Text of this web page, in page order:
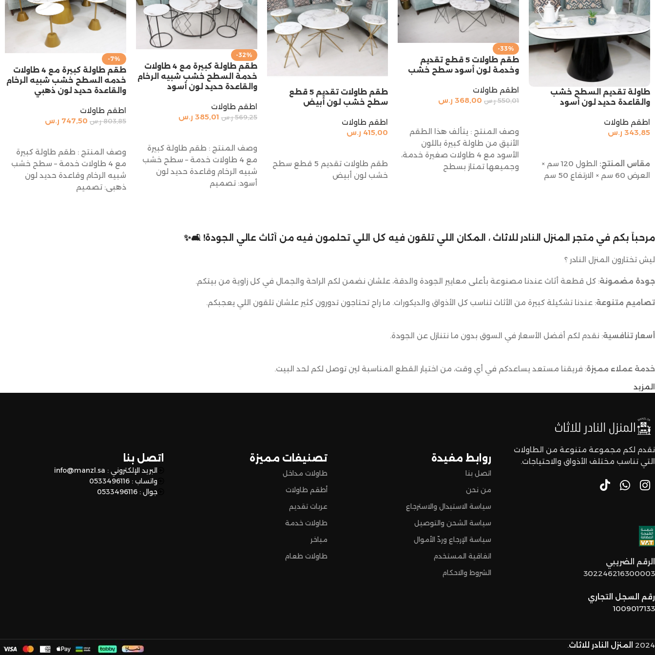
طاولة تقديم السطح خشب
والقاعدة حديد لون أسود
اطقم طاولات
343,85 ر.س
مقاس المنتج:
الطول 120 سم ×
العرض 60 سم × الارتفاع 50 سم
-33%
طقم طاولات 5 قطع تقديم
وخدمة لون أسود سطح خشب
اطقم طاولات
550,01 ر.س 368,00 ر.س
وصف المنتج : يتألف هذا الطقم
الأنيق من طاولة كبيرة باللون
الأسود مع 4 طاولات صغيرة خدمة،
وجميعها تمتاز بسطح
طقم طاولات تقديم 5 قطع
سطح خشب لون أبيض
اطقم طاولات
415,00 ر.س
طقم طاولات تقديم 5 قطع سطح
خشب لون أبيض
-32%
طقم طاولة كبيرة مع 4 طاولات
خدمة السطح خشب شبيه الرخام
والقاعدة حديد لون أسود
اطقم طاولات
569,25 ر.س 385,01 ر.س
وصف المنتج : طقم طاولة كبيرة
مع 4 طاولات خدمة – سطح خشب
شبيه الرخام وقاعدة حديد لون
أسود: تصميم
-7%
طقم طاولة كبيرة مع 4 طاولات
خدمه السطح خشب شبيه الرخام
والقاعدة حديد لون ذهبي
اطقم طاولات
803,85 ر.س 747,50 ر.س
وصف المنتج : طقم طاولة كبيرة
مع 4 طاولات خدمة – سطح خشب
شبيه الرخام وقاعدة حديد لون
ذهبي: تصميم
مرحباً بكم في متجر المنزل النادر للاثاث ، المكان اللي تلقون فيه كل اللي تحلمون فيه من أثاث عالي الجودة! 🛋️✨
ليش تختارون المنزل النادر ؟
جودة مضمونة: كل قطعة أثاث عندنا مصنوعة بأعلى معايير الجودة والدقة، علشان نضمن لكم الراحة والجمال في كل زاوية من بيتكم.
تصاميم متنوعة: عندنا تشكيلة كبيرة من الأثاث تناسب كل الأذواق والديكورات. ما راح تحتاجون تدورون كثير علشان تلقون اللي يعجبكم.
أسعار تنافسية: نقدم لكم أفضل الأسعار في السوق بدون ما نتنازل عن الجودة.
خدمة عملاء مميزة: فريقنا مستعد يساعدكم في أي وقت، من اختيار القطع المناسبة لين توصل لكم لحد البيت.
اختاروا الراحة والأناقة من المنزل النادر للاثاث الآن وعيشوا تجربة تسوق مميزة.
المزيد
روابط مفيدة
اتصل بنا
من نحن
سياسة الاستبدال والاسترجاع
سياسة الشحن والتوصيل
سياسة الإرجاع وردّ الأموال
اتفاقية المستخدم
الشروط والاحكام
تصنيفات مميزة
طاولات مداخل
أطقم طاولات
عربات تقديم
طاولات خدمة
مباخر
طاولات طعام
اتصل بنا
البريد الإلكتروني : info@manzl.sa
واتساب : 0533496116
جوال : 0533496116
نقدم لكم مجموعة متنوعة من الطاولات
التي تناسب مختلف الأذواق والاحتياجات.
الرقم الضريبي
302246216300003
رقم السجل التجاري
1009017133
2024 المنزل النادر للاثاث.